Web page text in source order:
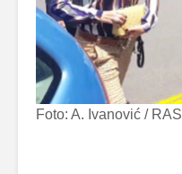
Foto: A. Ivanović /